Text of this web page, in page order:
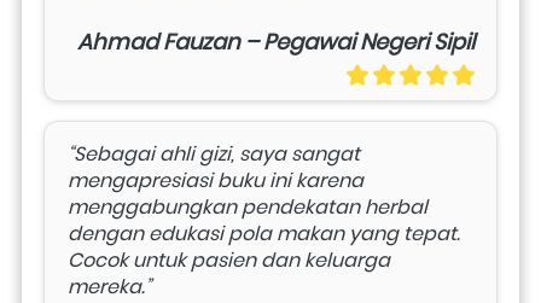
Ahmad Fauzan – Pegawai Negeri Sipil
“Sebagai ahli gizi, saya sangat
mengapresiasi buku ini karena
menggabungkan pendekatan herbal
dengan edukasi pola makan yang tepat.
Cocok untuk pasien dan keluarga
mereka.”